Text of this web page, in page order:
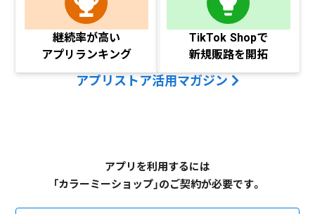
継続率が高い
アプリランキング
TikTok Shopで
新規販路を開拓
アプリストア活用マガジン
アプリを利用するには
「カラーミーショップ」のご契約が必要です。